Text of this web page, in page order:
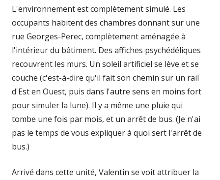
L'environnement est complètement simulé. Les
occupants habitent des chambres donnant sur une
rue Georges-Perec, complètement aménagée à
l'intérieur du bâtiment. Des affiches psychédéliques
recouvrent les murs. Un soleil artificiel se lève et se
couche (c'est-à-dire qu'il fait son chemin sur un rail
d'Est en Ouest, puis dans l'autre sens en moins fort
pour simuler la lune). Il y a même une pluie qui
tombe une fois par mois, et un arrêt de bus. (Je n'ai
pas le temps de vous expliquer à quoi sert l'arrêt de
bus.)
Arrivé dans cette unité, Valentin se voit attribuer la